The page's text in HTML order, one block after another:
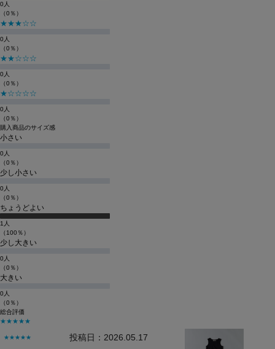
0人
（0％）
★★★☆☆
0人
（0％）
★★☆☆☆
0人
（0％）
★☆☆☆☆
0人
（0％）
購入商品のサイズ感
小さい
0人
（0％）
少し小さい
0人
（0％）
ちょうどよい
1人
（100％）
少し大きい
0人
（0％）
大きい
0人
（0％）
総合評価
★★★★★
★★★★★ 投稿日：2026.05.17